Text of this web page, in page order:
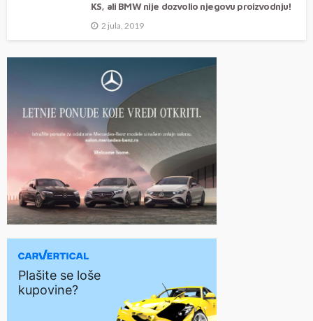
KS, ali BMW nije dozvolio njegovu proizvodnju!
2 jula, 2019